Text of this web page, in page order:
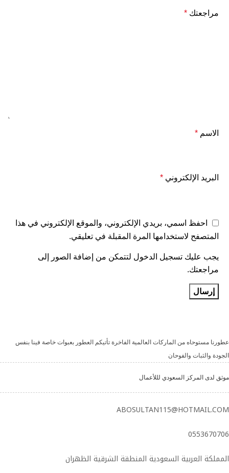
مراجعتك *
الاسم *
البريد الإلكتروني *
احفظ اسمي، بريدي الإلكتروني، والموقع الإلكتروني في هذا
المتصفح لاستخدامها المرة المقبلة في تعليقي.
يجب عليك تسجيل الدخول لتتمكن من إضافة الصور إلى
مراجعتك.
عطورنا مستوحاه من الماركات العالمية الفاخرة تأتيكم العطور بعبوات خاصة فينا بنفس
الجودة والثبات والفوحان
موثق لدى المركز السعودي لللأعمال
ABOSULTAN115@HOTMAIL.COM
0553670706
المملكة العربية السعودية المنطقة الشرقية الظهران